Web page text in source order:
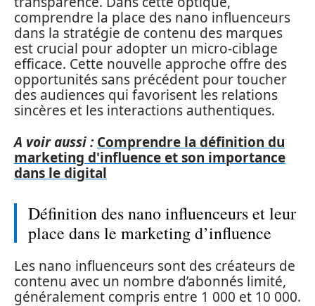
comprendre la place des nano influenceurs
dans la stratégie de contenu des marques
est crucial pour adopter un micro-ciblage
efficace. Cette nouvelle approche offre des
opportunités sans précédent pour toucher
des audiences qui favorisent les relations
sincères et les interactions authentiques.
A voir aussi : Comprendre la définition du
marketing d'influence et son importance
dans le digital
Définition des nano influenceurs et leur
place dans le marketing d’influence
Les nano influenceurs sont des créateurs de
contenu avec un nombre d’abonnés limité,
généralement compris entre 1 000 et 10 000.